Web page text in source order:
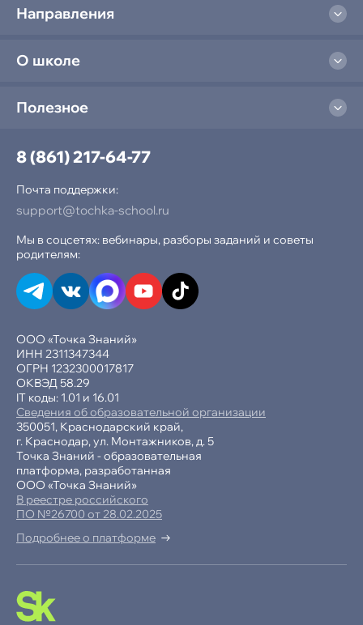
−10% при оплате в рассрочку
ООО «Точка Знаний»
ИНН 2311347344
ОГРН 1232300017817
ОКВЭД 58.29
IT коды: 1.01 и 16.01
Сведения об образовательной организации
350051, Краснодарский край,
г. Краснодар, ул. Монтажников, д. 5
Точка Знаний - образовательная
платформа, разработанная
ООО «Точка Знаний»
В реестре российского
ПО №26700 от 28.02.2025
Подробнее о платформе
Направления
О школе
Полезное
8 (861) 217-64-77
Почта поддержки:
support@tochka-school.ru
Мы в соцсетях: вебинары, разборы заданий и советы
родителям: